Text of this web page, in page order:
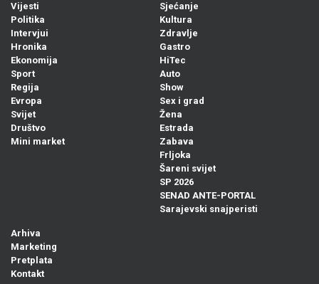
Vijesti
Politika
Intervjui
Hronika
Ekonomija
Sport
Regija
Evropa
Svijet
Društvo
Mini market
Sjećanje
Kultura
Zdravlje
Gastro
HiTec
Auto
Show
Sex i grad
Žena
Estrada
Zabava
Frljoka
Šareni svijet
SP 2026
SENAD ANTE-PORTAL
Sarajevski snajperisti
Arhiva
Marketing
Pretplata
Kontakt